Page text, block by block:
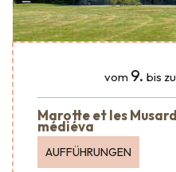
vom 9. bis
Marotte et les
médiéva
AUFFÜHRUNGEN